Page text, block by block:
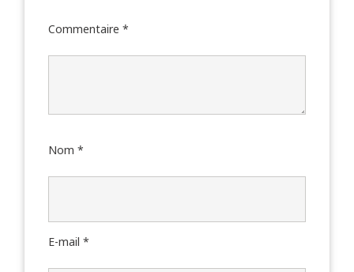
Commentaire *
Nom *
E-mail *